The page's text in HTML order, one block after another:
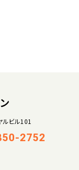
ビル101
2752